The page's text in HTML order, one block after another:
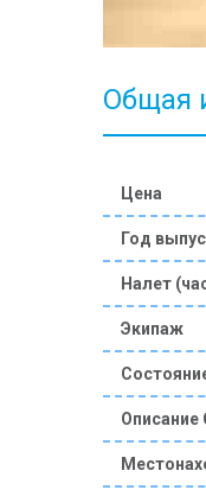
Общая
Цена
Год
Налет
Экипаж
Описание